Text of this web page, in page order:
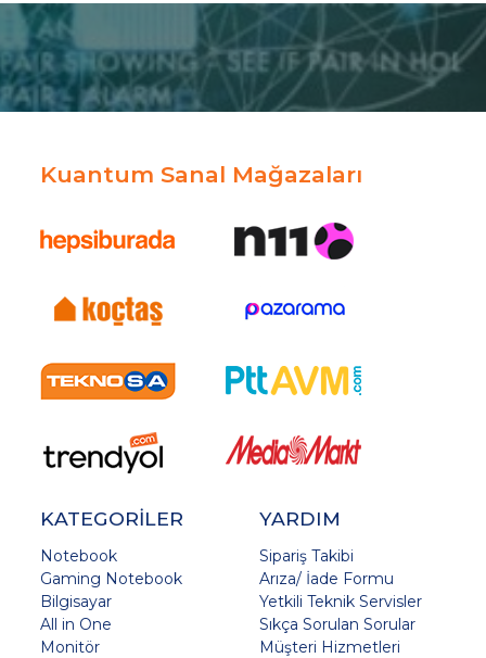
Kuantum Sanal Mağazaları
KATEGORİLER
Notebook
Gaming Notebook
Bilgisayar
All in One
Monitör
YARDIM
Sipariş Takibi
Arıza/ İade Formu
Yetkili Teknik Servisler
Sıkça Sorulan Sorular
Müşteri Hizmetleri